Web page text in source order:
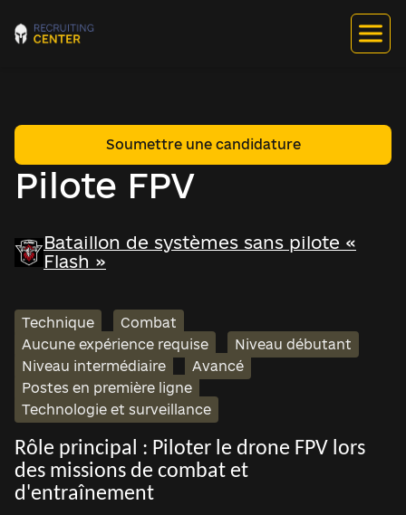
Pilote FPV
Soumettre une candidature
Bataillon de systèmes sans pilote «
Flash »
Technique
Combat
Aucune expérience requise
Niveau débutant
Niveau intermédiaire
Avancé
Postes en première ligne
Technologie et surveillance
Rôle principal : Piloter le drone FPV lors
des missions de combat et
d'entraînement